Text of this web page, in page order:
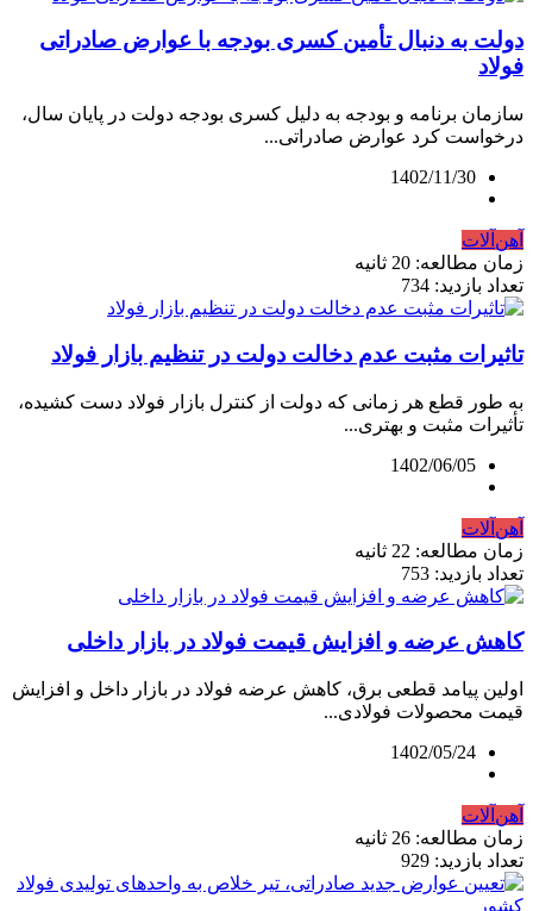
دولت به دنبال تأمین کسری بودجه با عوارض صادراتی
فولاد
سازمان برنامه و بودجه به دلیل کسری بودجه دولت در پایان سال،
درخواست کرد عوارض صادراتی...
1402/11/30
آهن‌آلات
زمان مطالعه: 20 ثانیه
تعداد بازدید: 734
تاثیرات مثبت عدم دخالت دولت در تنظیم بازار فولاد
به طور قطع هر زمانی که دولت از کنترل بازار فولاد دست کشیده،
تأثیرات مثبت و بهتری...
1402/06/05
آهن‌آلات
زمان مطالعه: 22 ثانیه
تعداد بازدید: 753
کاهش عرضه و افزایش قیمت فولاد در بازار داخلی
اولین پیامد قطعی برق، کاهش عرضه فولاد در بازار داخل و افزایش
قیمت محصولات فولادی...
1402/05/24
آهن‌آلات
زمان مطالعه: 26 ثانیه
تعداد بازدید: 929